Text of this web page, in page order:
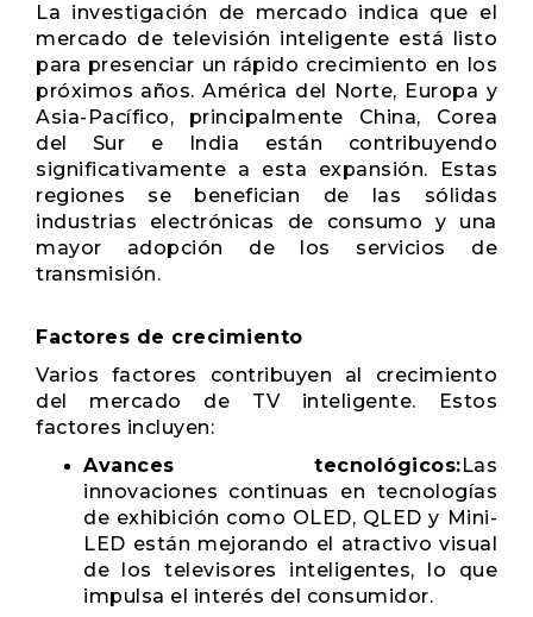
La investigación de mercado indica que el
mercado de televisión inteligente está listo
para presenciar un rápido crecimiento en los
próximos años. América del Norte, Europa y
Asia-Pacífico, principalmente China, Corea
del Sur e India están contribuyendo
significativamente a esta expansión. Estas
regiones se benefician de las sólidas
industrias electrónicas de consumo y una
mayor adopción de los servicios de
transmisión.
Factores de crecimiento
Varios factores contribuyen al crecimiento
del mercado de TV inteligente. Estos
factores incluyen:
Avances tecnológicos:Las
innovaciones continuas en tecnologías
de exhibición como OLED, QLED y Mini-
LED están mejorando el atractivo visual
de los televisores inteligentes, lo que
impulsa el interés del consumidor.